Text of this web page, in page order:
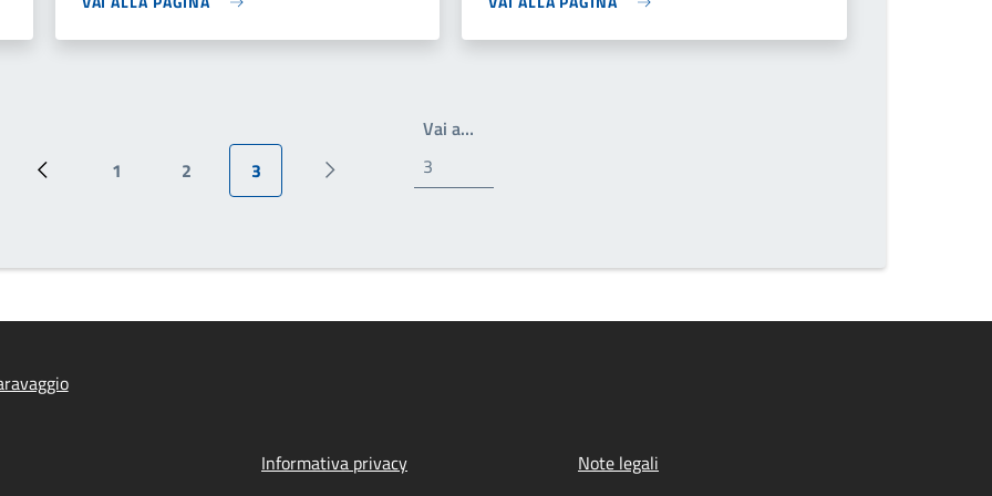
Pagina precedente
Pagina
1
Pagina
2
Pagina attuale
3
Prossima pagina
Vai a…
Informativa privacy
Note legali